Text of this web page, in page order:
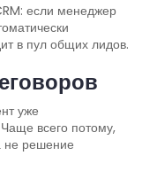
если менеджер
в пул общих лидов.
уже
всего потому,
не решение